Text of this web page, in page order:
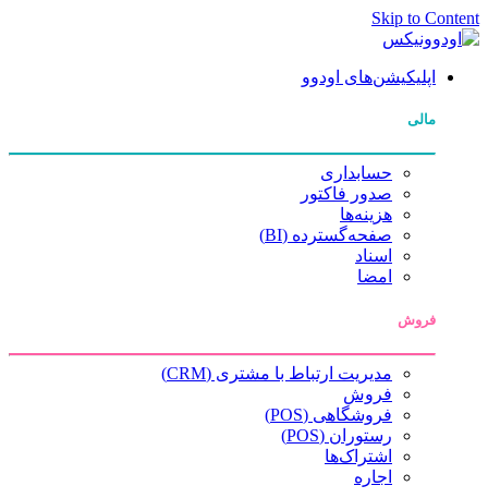
Skip to Content
اپلیکیشن‌های اودوو
مالی
حسابداری
صدور فاکتور
هزینه‌ها
صفحه‌گسترده (BI)
اسناد
امضا
فروش
مدیریت ارتباط با مشتری (CRM)
فروش
فروشگاهی (POS)
رستوران (POS)
اشتراک‌ها
اجاره